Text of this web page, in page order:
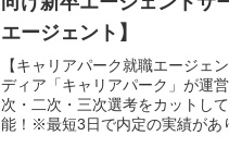
エージェント】
【キャリアパーク就職エージェ
ディア「キャリアパーク」が運
次・二次・三次選考をカットし
能！※最短3日で内定の実績があ